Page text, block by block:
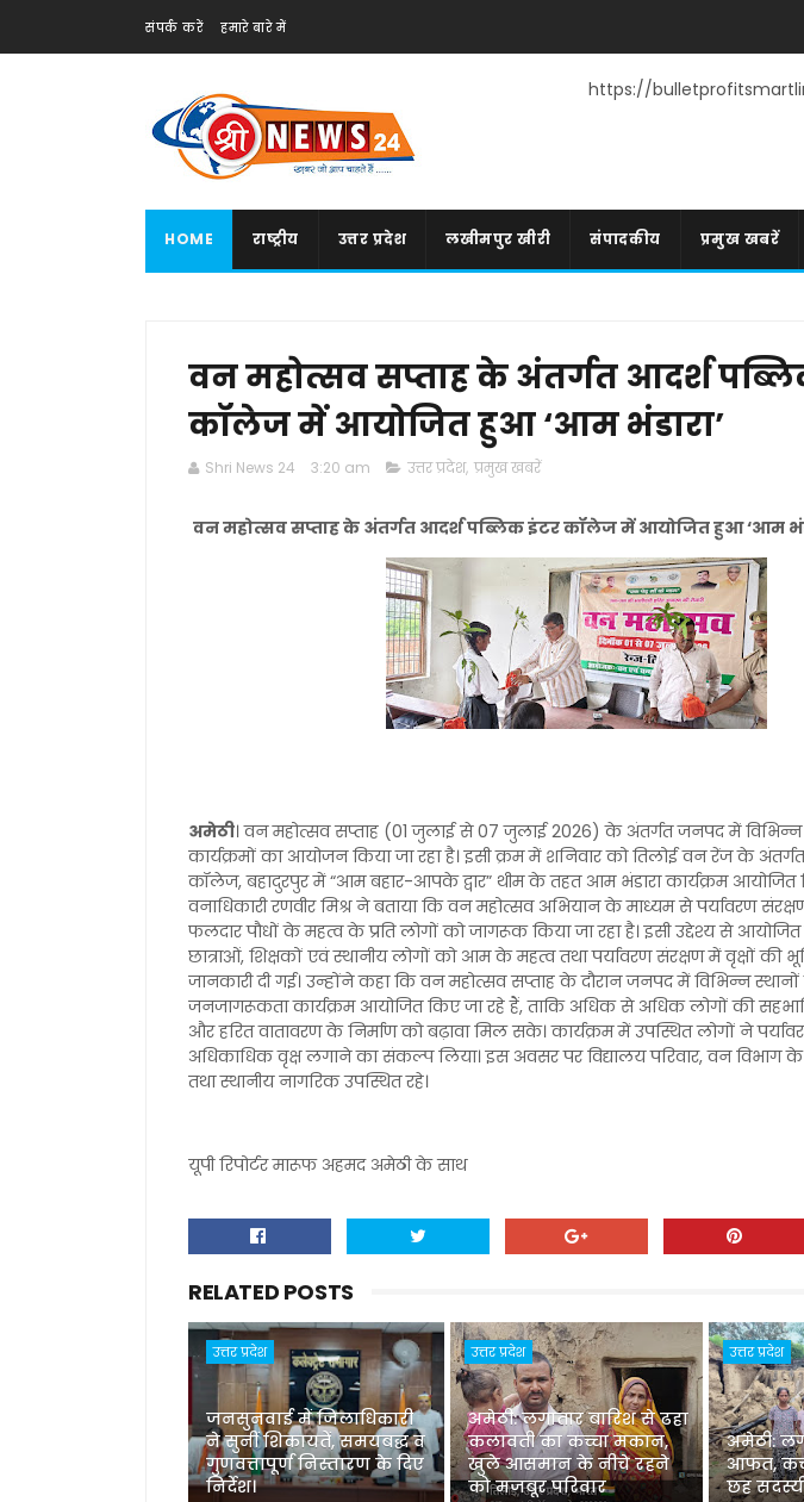
संपर्क करें हमारे बारे में
https://
HOME राष्ट्रीय उत्तर प्रदेश लखीमपुर खीरी संपादकीय प्रमुख खबरें
वन महोत्सव सप्ताह के अंतर्गत आदर्श
कॉलेज में आयोजित हुआ ‘आम भंडारा’
Shri News 24 3:20 am उत्तर प्रदेश, प्रमुख खबरें
वन महोत्सव सप्ताह के अंतर्गत आदर्श पब्लिक इंटर कॉलेज में आयोजित हुआ ‘आम
अमेठी। वन महोत्सव सप्ताह (01 जुलाई से 07 जुलाई 2026) के अंतर्गत जनपद में
कार्यक्रमों का आयोजन किया जा रहा है। इसी क्रम में शनिवार को तिलोई वन रेंज के
कॉलेज, बहादुरपुर में “आम बहार-आपके द्वार” थीम के तहत आम भंडारा कार्यक्रम आयोजित
वनाधिकारी रणवीर मिश्र ने बताया कि वन महोत्सव अभियान के माध्यम से पर्यावरण
फलदार पौधों के महत्व के प्रति लोगों को जागरूक किया जा रहा है। इसी उद्देश्य से आयोजित
छात्राओं, शिक्षकों एवं स्थानीय लोगों को आम के महत्व तथा पर्यावरण संरक्षण में वृक्षों की
जानकारी दी गई। उन्होंने कहा कि वन महोत्सव सप्ताह के दौरान जनपद में विभिन्न स्थानों
जनजागरूकता कार्यक्रम आयोजित किए जा रहे हैं, ताकि अधिक से अधिक लोगों की
और हरित वातावरण के निर्माण को बढ़ावा मिल सके। कार्यक्रम में उपस्थित लोगों ने
अधिकाधिक वृक्ष लगाने का संकल्प लिया। इस अवसर पर विद्यालय परिवार, वन विभाग के
तथा स्थानीय नागरिक उपस्थित रहे।
यूपी रिपोर्टर मारूफ अहमद अमेठी के साथ
RELATED POSTS
उत्तर प्रदेश
जनसुनवाई में जिलाधिकारी
ने सुनीं शिकायतें, समयबद्ध व
गुणवत्तापूर्ण निस्तारण के दिए
निर्देश।
उत्तर प्रदेश
अमेठी: लगातार बारिश से ढहा
कलावती का कच्चा मकान,
खुले आसमान के नीचे रहने
को मजबूर परिवार
उत्तर प्रदेश
अमेठी:
आफत,
छह